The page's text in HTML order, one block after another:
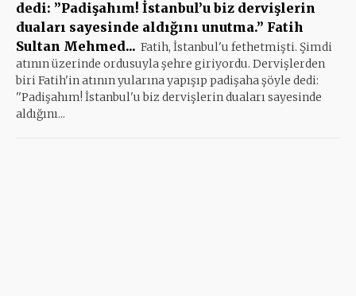
dedi: ”Padişahım! İstanbul’u biz dervişlerin
duaları sayesinde aldığını unutma.” Fatih
Sultan Mehmed... Fatih, İstanbul'u fethetmişti. Şimdi
atının üzerinde ordusuyla şehre giriyordu. Dervişlerden
biri Fatih'in atının yularına yapışıp padişaha şöyle dedi:
''Padişahım! İstanbul'u biz dervişlerin duaları sayesinde
aldığını...